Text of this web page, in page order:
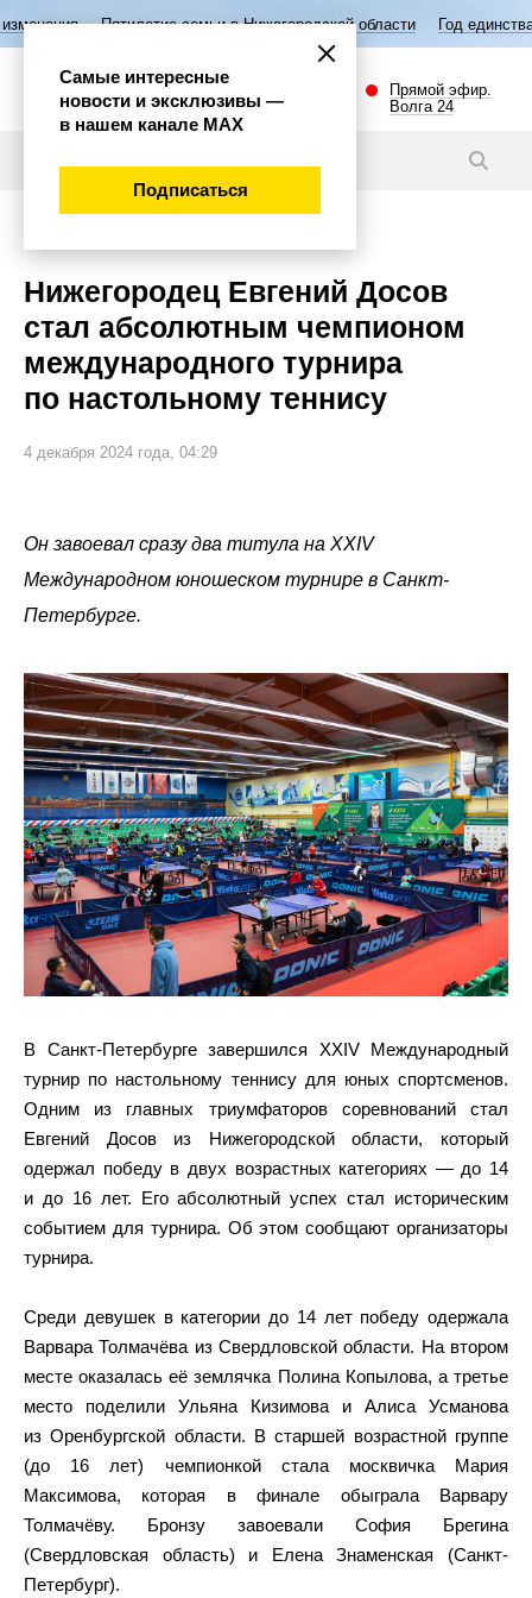
семьи в Нижегородской области Год единства народов
Прямой эфир.
Волга 24
Нижегородец Евгений Досов
стал абсолютным чемпионом
международного турнира
по настольному теннису
4 декабря 2024 года, 04:29
Он завоевал сразу два титула на XXIV
Международном юношеском турнире в Санкт-
Петербурге.
В Санкт-Петербурге завершился XXIV Международный
турнир по настольному теннису для юных спортсменов.
Одним из главных триумфаторов соревнований стал
Евгений Досов из Нижегородской области, который
одержал победу в двух возрастных категориях — до 14
и до 16 лет. Его абсолютный успех стал историческим
событием для турнира. Об этом сообщают организаторы
турнира.
Среди девушек в категории до 14 лет победу одержала
Варвара Толмачёва из Свердловской области. На втором
месте оказалась её землячка Полина Копылова, а третье
место поделили Ульяна Кизимова и Алиса Усманова
из Оренбургской области. В старшей возрастной группе
(до 16 лет) чемпионкой стала москвичка Мария
Максимова, которая в финале обыграла Варвару
Толмачёву. Бронзу завоевали София Брегина
(Свердловская область) и Елена Знаменская (Санкт-
Петербург).
Самые интересные
новости и эксклюзивы —
в нашем канале МАХ
Подписаться